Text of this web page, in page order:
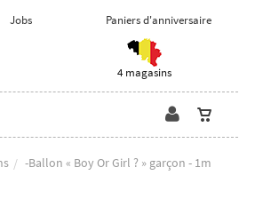
Jobs Paniers d'anniversaire
4 magasins
-Ballon « Boy Or Girl ? » garçon - 1m